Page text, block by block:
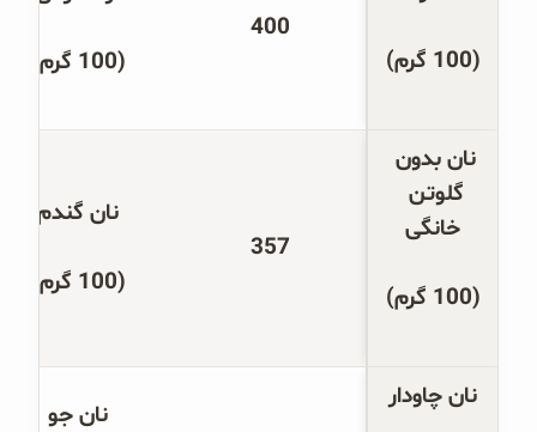
(100 گرم)
400
(100 گرم)
خانگی
(100 گرم)
357
نان گندم
(100 گرم)
نان چاودار
نان جو